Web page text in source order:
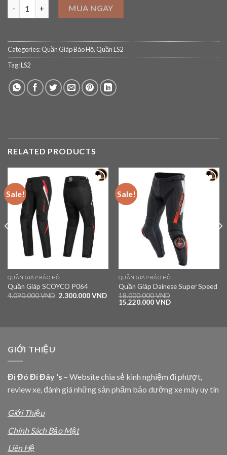
MUA NGAY
Categories:Quần Giáp Bảo Hộ, Quần LS2
Tag:LS2
RELATED PRODUCTS
Sale!
Add to
wishlist
QUẦN GIÁP BẢO HỘ
Quần Giáp SCOYCO P064
4.090.000VND 2.300.000VND
Sale!
QUẦN GIÁP BẢO HỘ
Quần Giáp Dainese Super Speed
18.000.000VND
15.220.000VND
GIỚI THIỆU
Đi Đó Đi Đây ‘s – Website chia sẻ kinh nghiệm đi phượt,
review xe, đánh giá những sản phẩm bảo dưỡng xe máy uy tín
Giới Thiệu
Chính Sách Bảo Mật
Liên Hệ